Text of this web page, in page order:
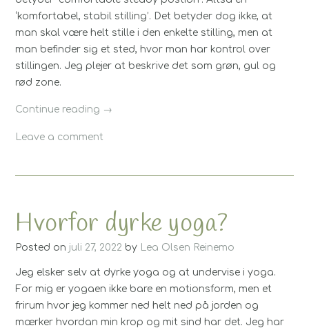
‘komfortabel, stabil stilling’. Det betyder dog ikke, at
man skal være helt stille i den enkelte stilling, men at
man befinder sig et sted, hvor man har kontrol over
stillingen. Jeg plejer at beskrive det som grøn, gul og
rød zone.
Continue reading “En
yoga
→
Leave a comment
Hvorfor dyrke yoga?
Posted on juli 27, 2022 by Lea Olsen Reinemo
Jeg elsker selv at dyrke yoga og at undervise i yoga.
For mig er yogaen ikke bare en motionsform, men et
frirum hvor jeg kommer ned helt ned på jorden og
mærker hvordan min krop og mit sind har det. Jeg har